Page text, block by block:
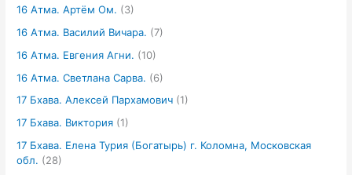
16 Атма. Артём Ом. (3)
16 Атма. Василий Вичара. (7)
16 Атма. Евгения Агни. (10)
16 Атма. Светлана Сарва. (6)
17 Бхава. Алексей Пархамович (1)
17 Бхава. Виктория (1)
17 Бхава. Елена Турия (Богатырь) г. Коломна, Московская
обл. (28)